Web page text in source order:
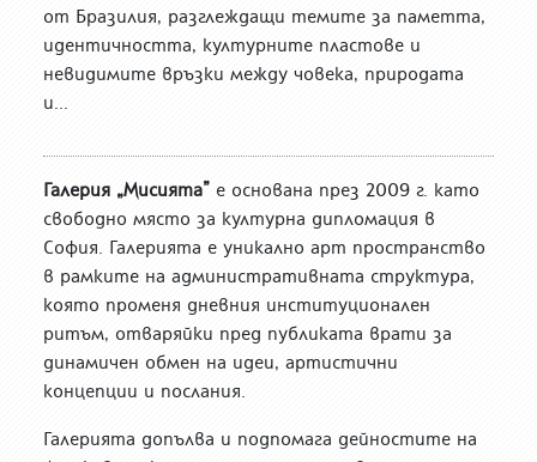
от Бразилия, разглеждащи темите за паметта,
идентичността, културните пластове и
невидимите връзки между човека, природата
и...
Галерия „Мисията” е основана през 2009 г. като
свободно място за културна дипломация в
София. Галерията е уникално арт пространство
в рамките на административната структура,
която променя дневния институционален
ритъм, отваряйки пред публиката врати за
динамичен обмен на идеи, артистични
концепции и послания.
Галерията допълва и подпомага дейностите на